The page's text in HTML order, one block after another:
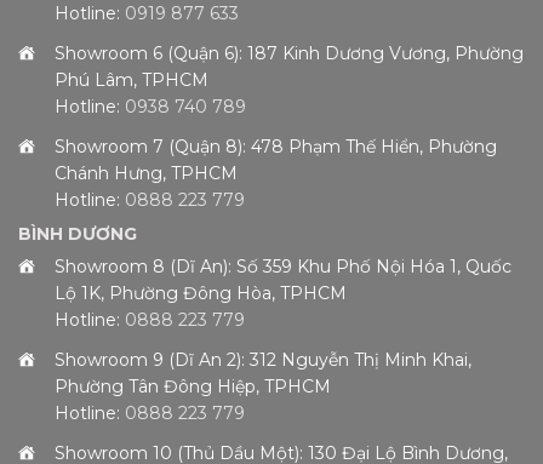
Hotline: 0919 877 633
Showroom 6 (Quận 6): 187 Kinh Dương Vương, Phường
Phú Lâm, TPHCM
Hotline: 0938 740 789
Showroom 7 (Quận 8): 478 Phạm Thế Hiển, Phường
Chánh Hưng, TPHCM
Hotline: 0888 223 779
BÌNH DƯƠNG
Showroom 8 (Dĩ An): Số 359 Khu Phố Nội Hóa 1, Quốc
Lộ 1K, Phường Đông Hòa, TPHCM
Hotline: 0888 223 779
Showroom 9 (Dĩ An 2): 312 Nguyễn Thị Minh Khai,
Phường Tân Đông Hiệp, TPHCM
Hotline: 0888 223 779
Showroom 10 (Thủ Dầu Một): 130 Đại Lộ Bình Dương,